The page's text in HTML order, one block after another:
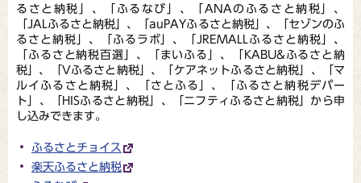
るさと納税」、「ふるなび」、「ANAのふるさと納税」、
「JALふるさと納税」、「auPAYふるさと納税」 、「セゾンのふ
るさと納税」、「ふるラボ」、「JREMALLふるさと納税」、
「ふるさと納税百選」、「まいふる」、「KABU&ふるさと納
税」、「Vふるさと納税」、「ケアネットふるさと納税」、「マ
ルイふるさと納税」、「さとふる」、「ふるさと納税デパー
ト」、「HISふるさと納税」、「ニフティふるさと納税」から申
し込みできます。
ふるさとチョイス
楽天ふるさと納税